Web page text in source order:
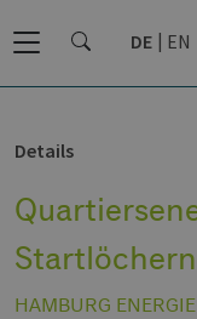
DE EN
Details
Startlöchern
HAMBURG